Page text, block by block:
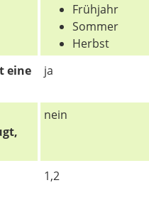
Frühjahr
Sommer
Herbst
eine
ja
nein
1,2